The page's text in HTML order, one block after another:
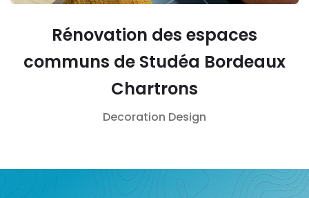
Rénovation des espaces
communs de Studéa Bordeaux
Chartrons
Decoration Design